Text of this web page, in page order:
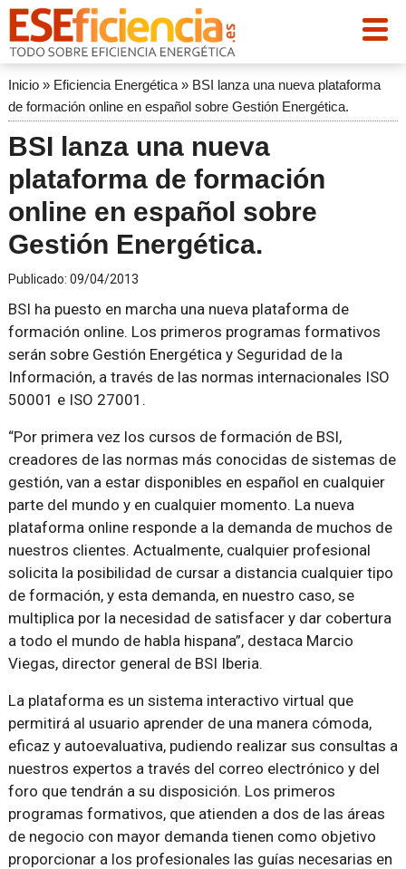
Inicio» Eficiencia Energética» BSI lanza una nueva plataforma
de formación online en español sobre Gestión Energética.
BSI lanza una nueva
plataforma de formación
online en español sobre
Gestión Energética.
Publicado: 09/04/2013
BSI ha puesto en marcha una nueva plataforma de
formación online. Los primeros programas formativos
serán sobre Gestión Energética y Seguridad de la
Información, a través de las normas internacionales ISO
50001 e ISO 27001.
“Por primera vez los cursos de formación de BSI,
creadores de las normas más conocidas de sistemas de
gestión, van a estar disponibles en español en cualquier
parte del mundo y en cualquier momento. La nueva
plataforma online responde a la demanda de muchos de
nuestros clientes. Actualmente, cualquier profesional
solicita la posibilidad de cursar a distancia cualquier tipo
de formación, y esta demanda, en nuestro caso, se
multiplica por la necesidad de satisfacer y dar cobertura
a todo el mundo de habla hispana”, destaca Marcio
Viegas, director general de BSI Iberia.
La plataforma es un sistema interactivo virtual que
permitirá al usuario aprender de una manera cómoda,
eficaz y autoevaluativa, pudiendo realizar sus consultas a
nuestros expertos a través del correo electrónico y del
foro que tendrán a su disposición. Los primeros
programas formativos, que atienden a dos de las áreas
de negocio con mayor demanda tienen como objetivo
proporcionar a los profesionales las guías necesarias en